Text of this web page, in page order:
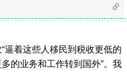
逼着这些人移民到税收更低的
的业务和工作转到国外”。我